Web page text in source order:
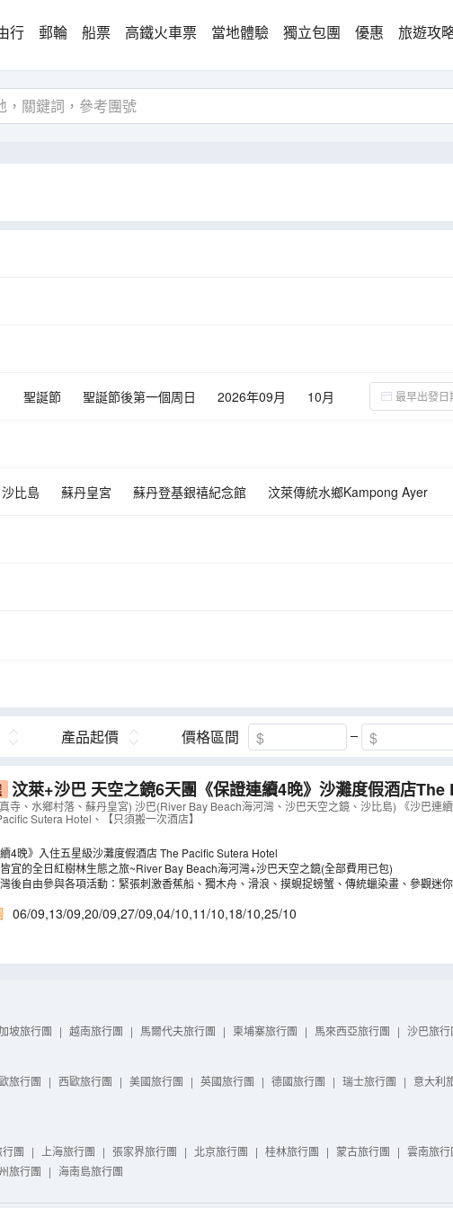
行 郵輪 船票 高鐵火車票 當地體驗 獨立包團 優惠 旅遊攻
聖誕節 聖誕節後第一個周日 2026年09月 10月
沙比島 蘇丹皇宮 蘇丹登基銀禧紀念館 汶萊傳統水鄉Kampong Ayer
產品起價 價格區間
汶萊+沙巴 天空之鏡6天團《保證連續4晚》沙灘度假酒店
汶萊(傑米清真寺、水鄉村落) 、沙巴(River Bay Beach海河
AMNBK06V）
寺、水鄉村落、蘇丹皇宮) 沙巴(River Bay Beach海河灣、沙巴天空之鏡、沙比島) 《沙巴連
Sutera Hotel、【只須搬一次酒店】
續4晚》入住五星級沙灘度假酒店 The Pacific Sutera Hotel
宜的全日紅樹林生態之旅~River Bay Beach海河灣+沙巴天空之鏡(全部費用已包)
後自由參與各項活動：緊張刺激香蕉船、獨木舟、滑浪、摸蜆捉螃蟹、傳統蠟染畫、參觀迷
06/09,13/09,20/09,27/09,04/10,11/10,18/10,25/10
坡旅行團 | 越南旅行團 | 馬爾代夫旅行團 | 柬埔寨旅行團 | 馬來西亞旅行團 | 沙巴旅行
旅行團 | 西歐旅行團 | 美國旅行團 | 英國旅行團 | 德國旅行團 | 瑞士旅行團 | 意大利
團 | 上海旅行團 | 張家界旅行團 | 北京旅行團 | 桂林旅行團 | 蒙古旅行團 | 雲南旅行
旅行團 | 海南島旅行團